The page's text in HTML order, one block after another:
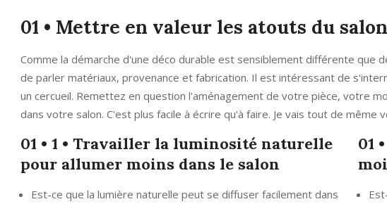
01 • Mettre en valeur les atouts du salon
Comme la démarche d'une déco durable est sensiblement différente que
de parler matériaux, provenance et fabrication. Il est intéressant de
un cercueil. Remettez en question l'aménagement de votre pièce, votre
dans votre salon. C'est plus facile à écrire qu'à faire. Je vais tout de même
01 • 1 • Travailler la luminosité naturelle
pour allumer moins dans le salon
Est-ce que la lumière naturelle peut se diffuser facilement dans
01